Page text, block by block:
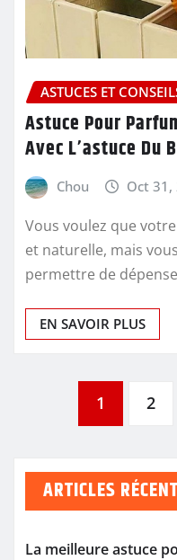
ASTUCES ET
Astuce Pour
Avec L’astuce Du
Chou Oct 31,
Vous voulez que
et naturelle, mais
permettre de
EN SAVOIR PLUS
Pagination
des
publications
1 2
ARTICLES
La meilleure astuce